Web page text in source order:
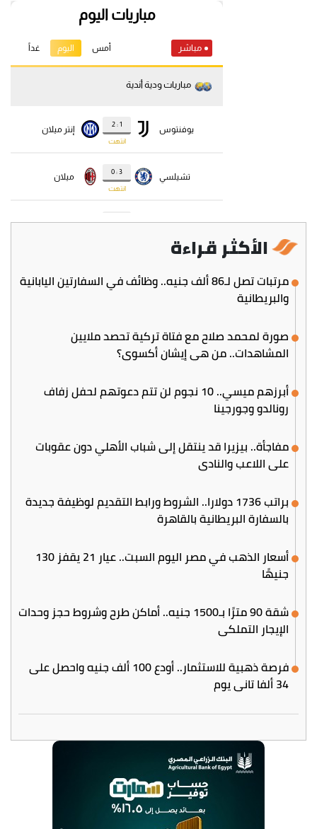
الأكثر قراءة
مرتبات تصل لـ86 ألف جنيه.. وظائف في السفارتين اليابانية
والبريطانية
صورة لمحمد صلاح مع فتاة تركية تحصد ملايين
المشاهدات.. من هي إيشان أكسوي؟
أبرزهم ميسي.. 10 نجوم لن تتم دعوتهم لحفل زفاف
رونالدو وجورجينا
مفاجأة.. بيزيرا قد ينتقل إلى شباب الأهلي دون عقوبات
على اللاعب والنادي
براتب 1736 دولارا.. الشروط ورابط التقديم لوظيفة جديدة
بالسفارة البريطانية بالقاهرة
أسعار الذهب في مصر اليوم السبت.. عيار 21 يقفز 130
جنيهًا
شقة 90 مترًا بـ1500 جنيه.. أماكن طرح وشروط حجز وحدات
الإيجار التملكي
فرصة ذهبية للاستثمار.. أودع 100 ألف جنيه واحصل على
34 ألفا تاني يوم